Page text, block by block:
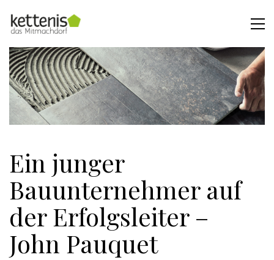
Ein junger
Bauunternehmer auf
der Erfolgsleiter –
John Pauquet